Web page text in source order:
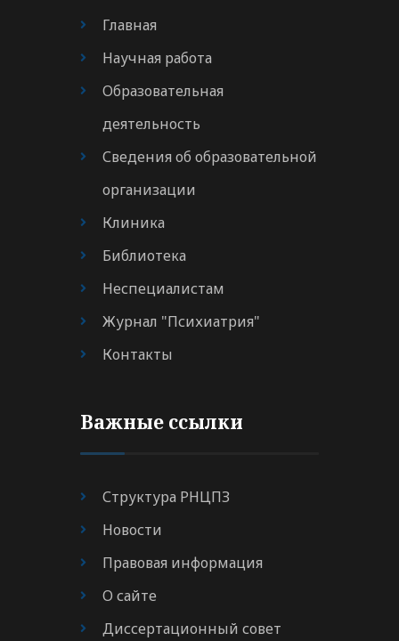
Главная
Научная работа
Образовательная
деятельность
Сведения об образовательной
организации
Клиника
Библиотека
Неспециалистам
Журнал "Психиатрия"
Контакты
Важные ссылки
Структура РНЦПЗ
Новости
Правовая информация
О сайте
Диссертационный совет